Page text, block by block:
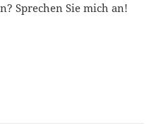
Sprechen Sie mich an!